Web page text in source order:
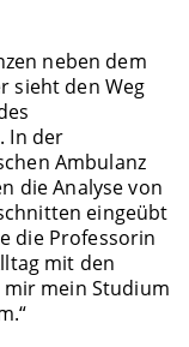
neben dem
sieht den Weg
In der
Ambulanz
die Analyse von
eingeübt
die Professorin
mit den
mein Studium